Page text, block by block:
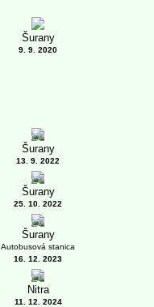
Šurany
9. 9. 2020
1
Šurany
13. 9. 2022
1
Šurany
25. 10. 2022
1
Šurany
Autobusová stanica
16. 12. 2023
3
Nitra
11. 12. 2024